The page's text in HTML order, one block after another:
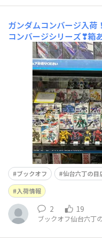
ガンダムコンバージ入荷！
コンバージシリーズ❣箱
↑↑😊✌充実の品揃えと
組立と超レア✨たくさん
りますので、お帰り前に
ブックオフ 仙台六丁の目
入荷情報
2 19
ブックオフ仙台六丁